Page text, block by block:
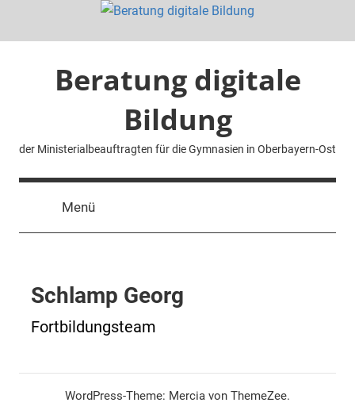
Beratung digitale
Bildung
der Ministerialbeauftragten für die Gymnasien in Oberbayern-Ost
Menü
Schlamp Georg
Fortbildungsteam
WordPress-Theme: Mercia von ThemeZee.